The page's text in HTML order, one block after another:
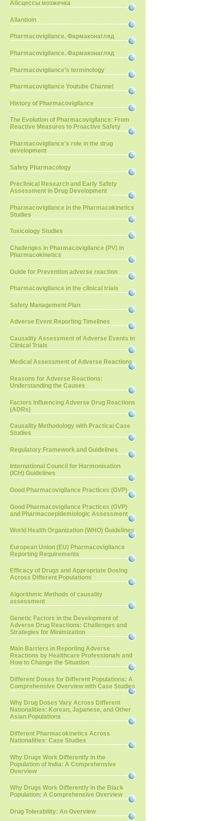
Абсцессы мозжечка
Allantioin
Pharmacovigilance. Фармаконагляд
Pharmacovigilance. Фармаконагляд
Pharmacovigilance's terminology
Pharmacovigilance Youtube Channel
History of Pharmacovigilance
The Evolution of Pharmacovigilance: From
Reactive Measures to Proactive Safety
Pharmacovigilance's role in the drug
development
Safety Pharmacology
Preclinical Research and Early Safety
Assessment in Drug Development
Pharmacovigilance in the Pharmacokinetics
Studies
Toxicology Studies
Challenges in Pharmacovigilance (PV) in
Pharmacokinetics
Guide for Prevention adverse reaction
Pharmacovigilance in the clinical trials
Safety Management Plan
Adverse Event Reporting Timelines
Causality Assessment of Adverse Events in
Clinical Trials
Medical Assessment of Adverse Reactions
Reasons for Adverse Reactions:
Understanding the Causes
Factors Influencing Adverse Drug Reactions
(ADRs)
Causality Methodology with Practical Case
Studies
Regulatory Framework and Guidelines
International Council for Harmonisation
(ICH) Guidelines
Good Pharmacovigilance Practices (GVP)
Good Pharmacovigilance Practices (GVP)
and Pharmacoepidemiologic Assessment
World Health Organization (WHO) Guidelines
European Union (EU) Pharmacovigilance
Reporting Requirements
Efficacy of Drugs and Appropriate Dosing
Across Different Populations
Algorithmic Methods of causality
assessment
Genetic Factors in the Development of
Adverse Drug Reactions: Challenges and
Strategies for Minimization
Main Barriers in Reporting Adverse
Reactions by Healthcare Professionals and
How to Change the Situation
Different Doses for Different Populations: A
Comprehensive Overview with Case Studies
Why Drug Doses Vary Across Different
Nationalities: Korean, Japanese, and Other
Asian Populations
Different Pharmacokinetics Across
Nationalities: Case Studies
Why Drugs Work Differently in the
Population of India: A Comprehensive
Overview
Why Drugs Work Differently in the Black
Population: A Comprehensive Overview
Drug Tolerability: An Overview